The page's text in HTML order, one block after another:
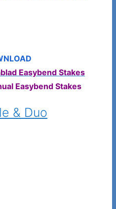
Easybend Stakes
Easybend Stakes
& Duo